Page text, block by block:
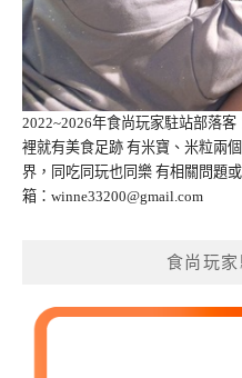
2022~2026年食尚玩家駐站部落
裡就有美食足跡 有米寶、米粒兩
界，同吃同玩也同樂 有相關問題
箱： winne33200@gmail.com
食尚玩